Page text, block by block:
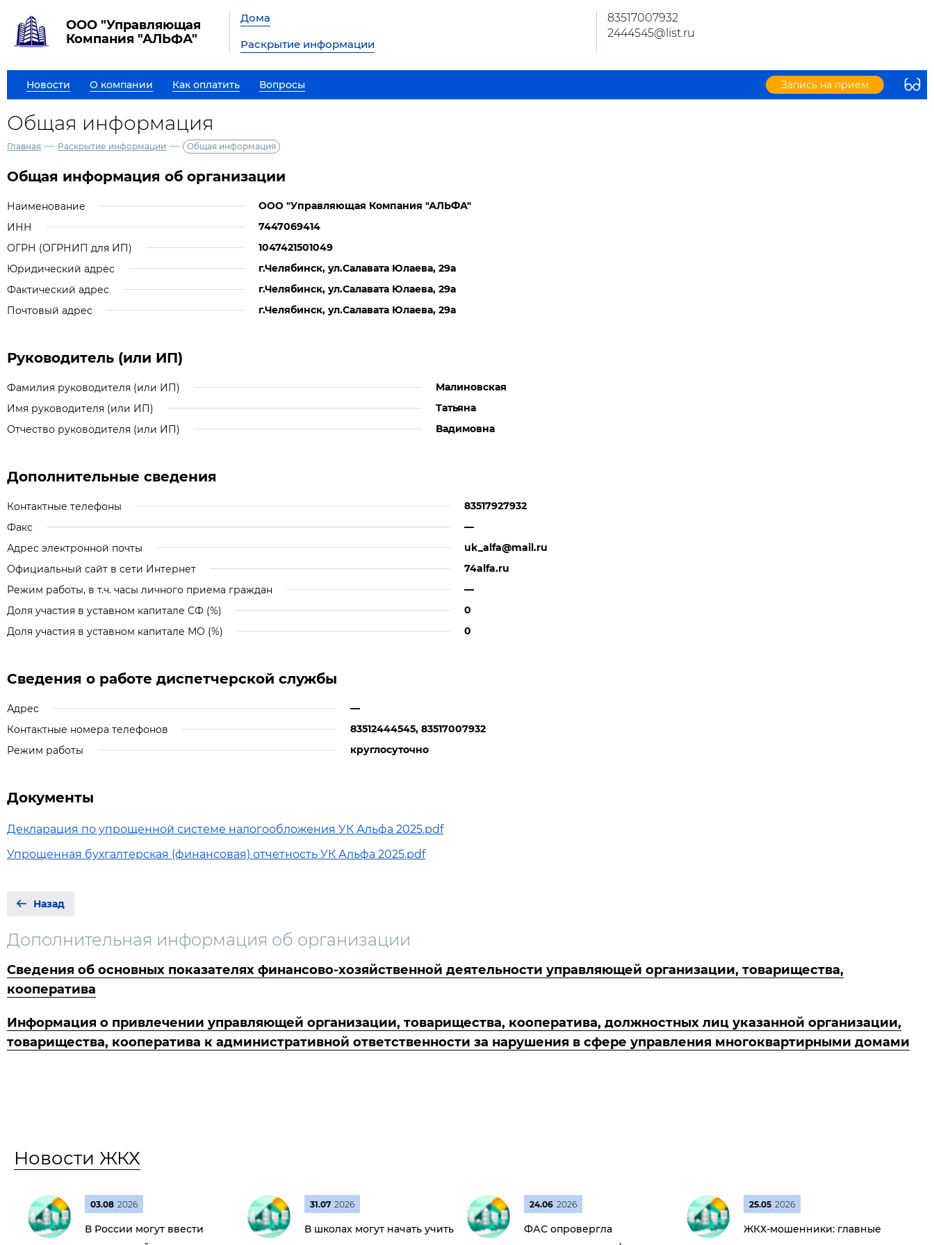
ООО "Управляющая
Компания "АЛЬФА"
Дома
Раскрытие информации
83517007932
2444545@list.ru
Новости О компании Как оплатить Вопросы Запись на прием
Общая информация
Главная — Раскрытие информации — Общая информация
Общая информация об организации
Наименование
ООО "Управляющая Компания "АЛЬФА"
ИНН
7447069414
ОГРН (ОГРНИП для ИП)
1047421501049
Юридический адрес
г.Челябинск, ул.Салавата Юлаева, 29а
Фактический адрес
г.Челябинск, ул.Салавата Юлаева, 29а
Почтовый адрес
г.Челябинск, ул.Салавата Юлаева, 29а
Руководитель (или ИП)
Фамилия руководителя (или ИП)
Малиновская
Имя руководителя (или ИП)
Татьяна
Отчество руководителя (или ИП)
Вадимовна
Дополнительные сведения
Контактные телефоны
83517927932
Факс
—
Адрес электронной почты
uk_alfa@mail.ru
Официальный сайт в сети Интернет
74alfa.ru
Режим работы, в т.ч. часы личного приема граждан
—
Доля участия в уставном капитале СФ (%)
0
Доля участия в уставном капитале МО (%)
0
Сведения о работе диспетчерской службы
Адрес
—
Контактные номера телефонов
83512444545, 83517007932
Режим работы
круглосуточно
Документы
Декларация по упрощенной системе налогообложения УК Альфа 2025.pdf
Упрощенная бухгалтерская (финансовая) отчетность УК Альфа 2025.pdf
Назад
Дополнительная информация об организации
Сведения об основных показателях финансово-хозяйственной деятельности управляющей организации, товарищества,
кооператива
Информация о привлечении управляющей организации, товарищества, кооператива, должностных лиц указанной организации,
товарищества, кооператива к административной ответственности за нарушения в сфере управления многоквартирными домами
Новости ЖКХ
03.08 2026
В России могут ввести
31.07 2026
В школах могут начать учить
24.06 2026
ФАС опровергла
25.05 2026
ЖКХ-мошенники: главные